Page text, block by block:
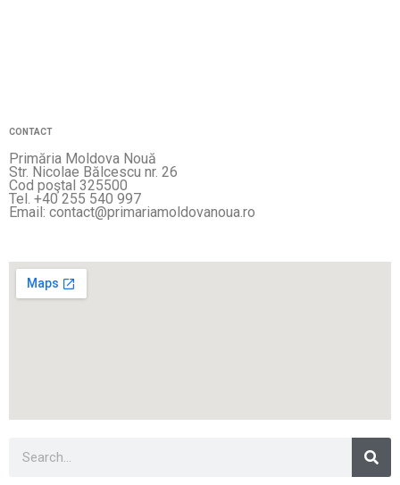
CONTACT
Primăria Moldova Nouă
Str. Nicolae Bălcescu nr. 26
Cod poştal 325500
Tel. +40 255 540 997
Email: contact@primariamoldovanoua.ro